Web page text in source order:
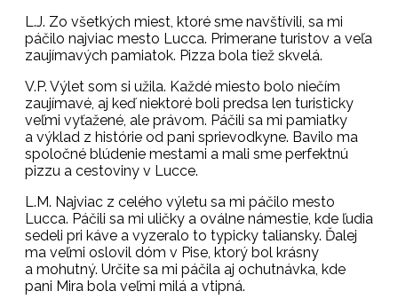
L.J. Zo všetkých miest, ktoré sme navštívili, sa mi
páčilo najviac mesto Lucca. Primerane turistov a veľa
zaujímavých pamiatok. Pizza bola tiež skvelá.
V.P. Výlet som si užila. Každé miesto bolo niečím
zaujímavé, aj keď niektoré boli predsa len turisticky
veľmi vyťažené, ale právom. Páčili sa mi pamiatky
a výklad z histórie od pani sprievodkyne. Bavilo ma
spoločné blúdenie mestami a mali sme perfektnú
pizzu a cestoviny v Lucce.
L.M. Najviac z celého výletu sa mi páčilo mesto
Lucca. Páčili sa mi uličky a oválne námestie, kde ľudia
sedeli pri káve a vyzeralo to typicky taliansky. Ďalej
ma veľmi oslovil dóm v Pise, ktorý bol krásny
a mohutný. Určite sa mi páčila aj ochutnávka, kde
pani Mira bola veľmi milá a vtipná.